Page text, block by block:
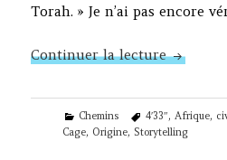
Torah. » Je n’ai pas encore
Continuer la lectureFeuilles
Categories
Chemins Tags
4′33″, Afrique,
Cage, Origine, Storytelling